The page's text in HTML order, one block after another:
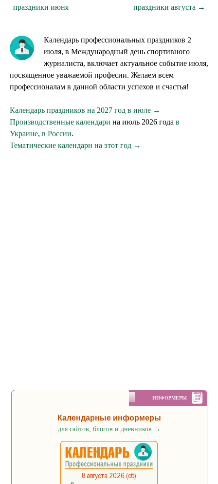
праздники июня
праздники августа →
Календарь профессиональных праздников 2
июля, в Международный день спортивного
журналиста, включает актуальное событие июля,
посвященное уважаемой професии. Желаем всем
профессионалам в данной области успехов и счастья!
Календарь праздников на 2027 год в июле →
Производственные календари на июль 2026 года в
Украине, в России.
Тематические календари на этот год →
ИНФОРМЕРЫ
Календарные информеры
для сайтов, блогов и дневников →